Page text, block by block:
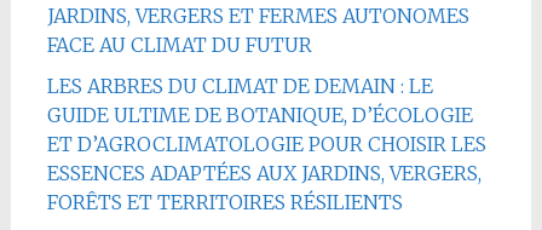
JARDINS, VERGERS ET FERMES AUTONOMES
FACE AU CLIMAT DU FUTUR
LES ARBRES DU CLIMAT DE DEMAIN : LE
GUIDE ULTIME DE BOTANIQUE, D’ÉCOLOGIE
ET D’AGROCLIMATOLOGIE POUR CHOISIR LES
ESSENCES ADAPTÉES AUX JARDINS, VERGERS,
FORÊTS ET TERRITOIRES RÉSILIENTS